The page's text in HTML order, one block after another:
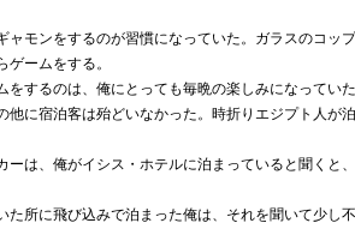
モンをするのが習慣になっていた。ガラスのコッ
ームをする。
するのは、俺にとっても毎晩の楽しみになっていた
に宿泊客は殆どいなかった。時折りエジプト人が
は、俺がイシス・ホテルに泊まっていると聞くと
所に飛び込みで泊まった俺は、それを聞いて少し不